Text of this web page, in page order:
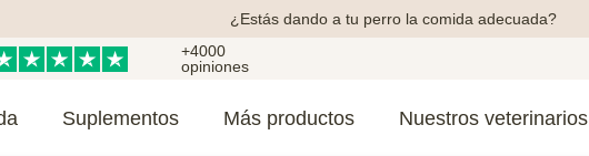
¿Estás dando a tu perro la comida adecuada?
+4000
opiniones
Suplementos Más productos Nuestros veterinarios